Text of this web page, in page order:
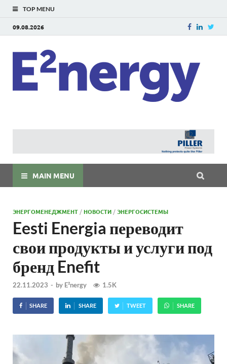
TOP MENU
09.08.2026
MAIN MENU
ЭНЕРГОМЕНЕДЖМЕНТ /НОВОСТИ /ЭНЕРГОСИСТЕМЫ
Eesti Energia переводит
свои продукты и услуги под
бренд Enefit
22.11.2023 - by E²nergy 1.5K
SHARE SHARE TWEET SHARE